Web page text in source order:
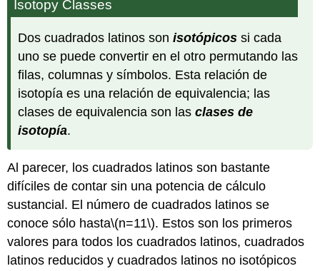
Isotopy Classes
Dos cuadrados latinos sonisotópicos si cada
uno se puede convertir en el otro permutando las
filas, columnas y símbolos. Esta relación de
isotopía es una relación de equivalencia; las
clases de equivalencia son lasclases de
isotopía.
Al parecer, los cuadrados latinos son bastante
difíciles de contar sin una potencia de cálculo
sustancial. El número de cuadrados latinos se
conoce sólo hasta\(n=11\). Estos son los primeros
valores para todos los cuadrados latinos, cuadrados
latinos reducidos y cuadrados latinos no isotópicos